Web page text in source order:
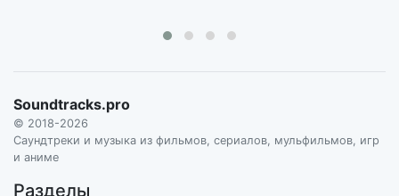
BLAKE NEELY
Sacrificial Trip to the Sun
BLAKE NEELY
Soundtracks.pro
© 2018-2026
Саундтреки и музыка из фильмов, сериалов, мульфильмов, игр
и аниме
Разделы